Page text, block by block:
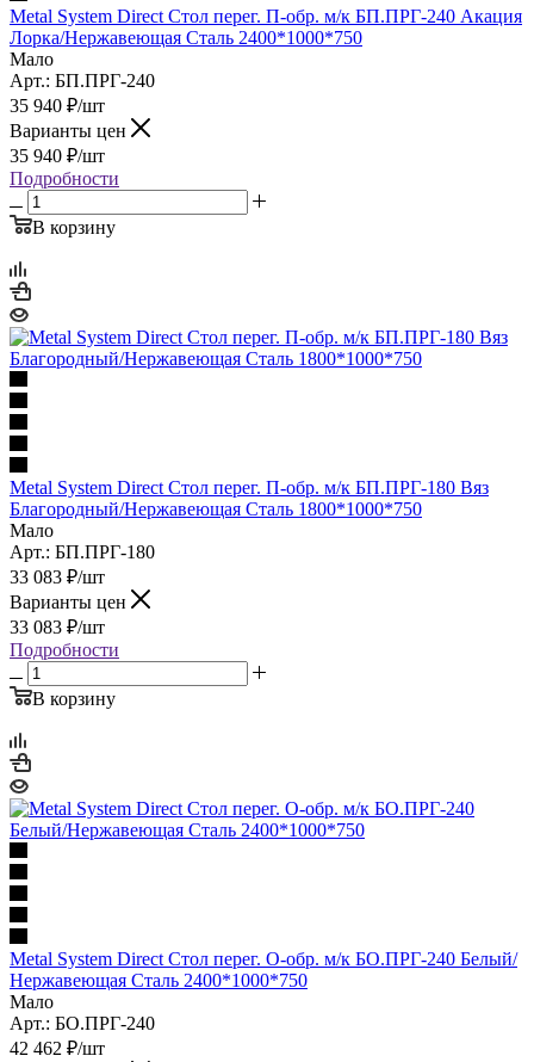
Metal System Direct Стол перег. П-обр. м/к БП.ПРГ-240 Акация
Лорка/Нержавеющая Сталь 2400*1000*750
Мало
Арт.: БП.ПРГ-240
35 940 ₽/шт
Варианты цен
35 940 ₽/шт
Подробности
В корзину
Metal System Direct Стол перег. П-обр. м/к БП.ПРГ-180 Вяз
Благородный/Нержавеющая Сталь 1800*1000*750
Мало
Арт.: БП.ПРГ-180
33 083 ₽/шт
Варианты цен
33 083 ₽/шт
Подробности
В корзину
Metal System Direct Стол перег. О-обр. м/к БО.ПРГ-240 Белый/
Нержавеющая Сталь 2400*1000*750
Мало
Арт.: БО.ПРГ-240
42 462 ₽/шт